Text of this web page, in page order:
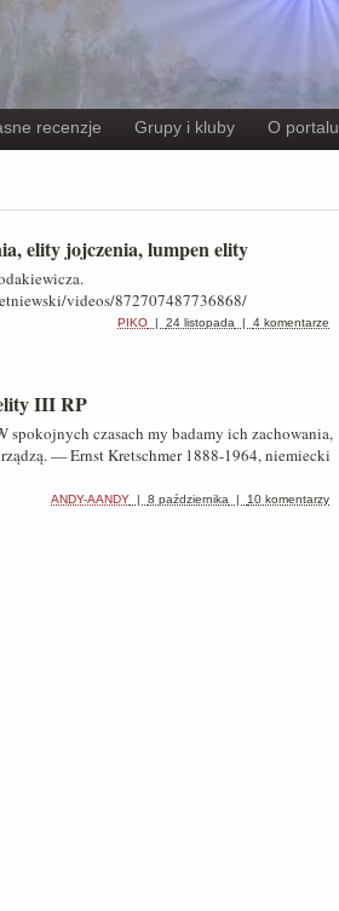
recenzje Grupy i kluby O portalu
elity jojczenia, lumpen elity
videos/872707487736868/
PIKO | 24 listopada | 4 komentarze
III RP
czasach my badamy ich zachowania,
— Ernst Kretschmer 1888-1964, niemiecki
ANDY-AANDY | 8 października | 10 komentarzy